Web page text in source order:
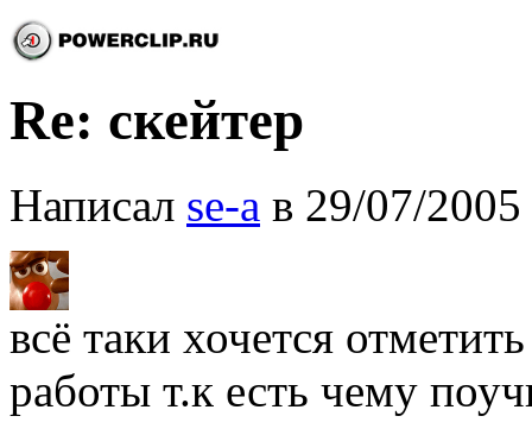
Re: скейтер
Написал se-a в 29/07/
всё таки хочется
работы т.к есть чему